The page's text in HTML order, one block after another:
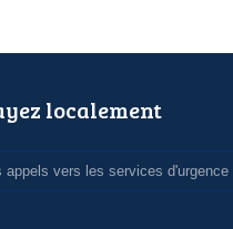
localement
appels vers les services d'urgence